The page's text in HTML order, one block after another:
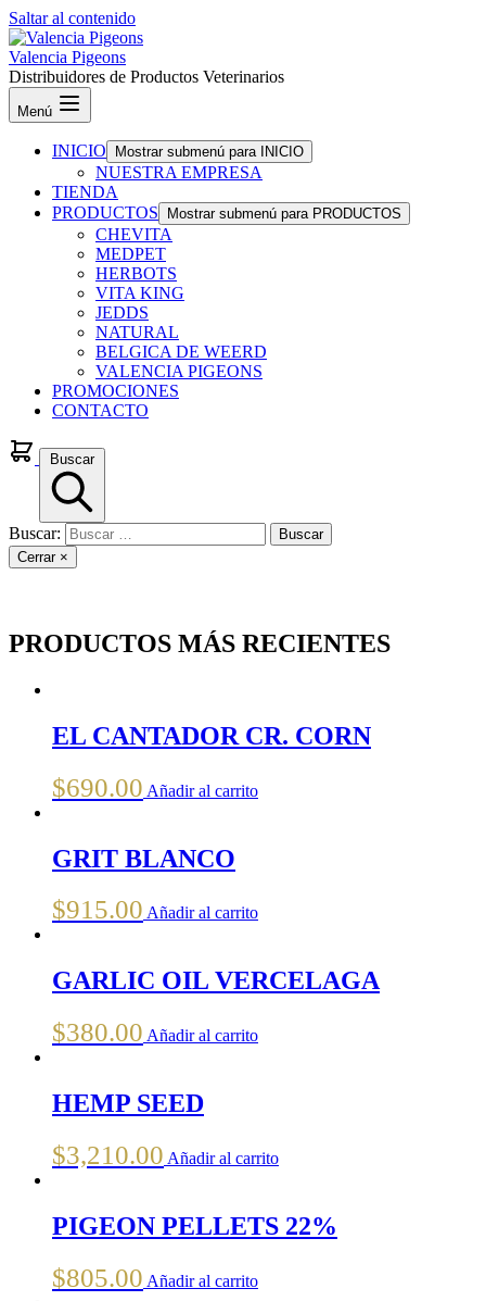
Saltar al contenido
Valencia Pigeons
Distribuidores de Productos Veterinarios
Menú
INICIO Mostrar submenú para INICIO
NUESTRA EMPRESA
TIENDA
PRODUCTOS
Mostrar submenú para PRODUCTOS
CHEVITA
MEDPET
HERBOTS
VITA KING
JEDDS
NATURAL
BELGICA DE WEERD
VALENCIA PIGEONS
PROMOCIONES
CONTACTO
Buscar
Buscar:
Cerrar ×
PRODUCTOS MÁS RECIENTES
EL CANTADOR CR. CORN
$690.00 Añadir al carrito
GRIT BLANCO
$915.00 Añadir al carrito
GARLIC OIL VERCELAGA
$380.00 Añadir al carrito
HEMP SEED
$3,210.00 Añadir al carrito
PIGEON PELLETS 22%
$805.00 Añadir al carrito